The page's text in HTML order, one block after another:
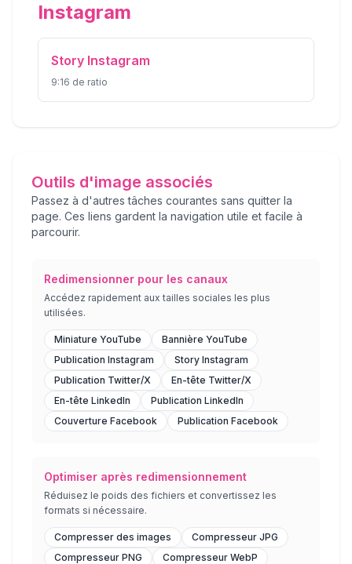
Instagram
Story Instagram
9:16 de ratio
Outils d'image associés
Passez à d'autres tâches courantes sans quitter la
page. Ces liens gardent la navigation utile et facile à
parcourir.
Redimensionner pour les canaux
Accédez rapidement aux tailles sociales les plus
utilisées.
Miniature YouTube
Bannière YouTube
Publication Instagram
Story Instagram
Publication Twitter/X
En-tête Twitter/X
En-tête LinkedIn
Publication LinkedIn
Couverture Facebook
Publication Facebook
Optimiser après redimensionnement
Réduisez le poids des fichiers et convertissez les
formats si nécessaire.
Compresser des images
Compresseur JPG
Compresseur PNG
Compresseur WebP